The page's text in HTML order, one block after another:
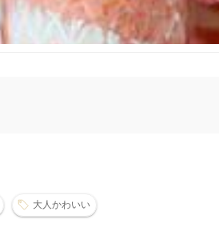
大人かわいい